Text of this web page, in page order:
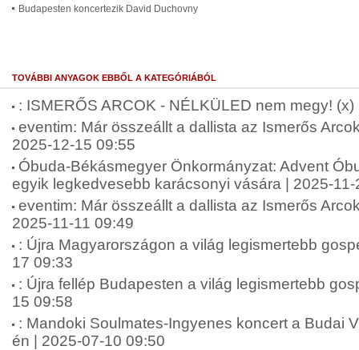
Budapesten koncertezik David Duchovny
TOVÁBBI ANYAGOK EBBŐL A KATEGÓRIÁBÓL
: ISMERŐS ARCOK - NÉLKÜLED nem megy!
eventim: Már összeállt a dallista az Ismerős
2025-12-15 09:55
Óbuda-Békásmegyer Önkormányzat: Advent
egyik legkedvesebb karácsonyi vására | 2025-
eventim: Már összeállt a dallista az Ismerős
2025-11-11 09:49
: Újra Magyarországon a világ legismertebb
17 09:33
: Újra fellép Budapesten a világ legismertebb
15 09:58
: Mandoki Soulmates-Ingyenes koncert a Budai
én | 2025-07-10 09:50